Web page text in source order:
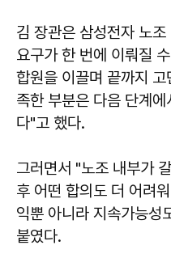
김 장관은 삼성전자 노
요구가 한 번에 이뤄질
합원을 이끌며 끝까지
족한 부분은 다음 단계
다"고 했다.
그러면서 "노조 내부가
후 어떤 합의도 더 어려
익뿐 아니라 지속가능성
붙였다.